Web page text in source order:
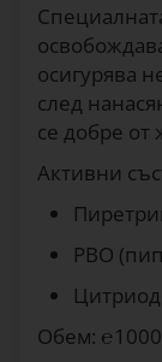
осигурява
след
се добре от
Активни
PBO
Обем: